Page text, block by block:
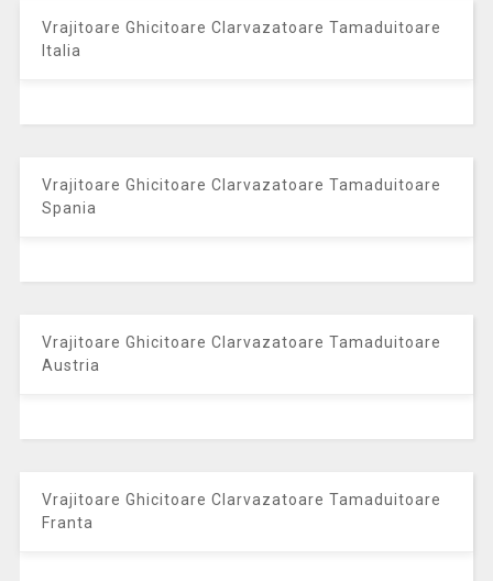
Vrajitoare Ghicitoare Clarvazatoare Tamaduitoare
Italia
Vrajitoare Ghicitoare Clarvazatoare Tamaduitoare
Spania
Vrajitoare Ghicitoare Clarvazatoare Tamaduitoare
Austria
Vrajitoare Ghicitoare Clarvazatoare Tamaduitoare
Franta